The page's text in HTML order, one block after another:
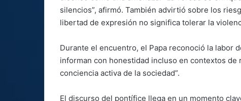
silencios”, afirmó. También advirtió sobre los
libertad de expresión no significa tolerar la
Durante el encuentro, el Papa reconoció la labor
informan con honestidad incluso en contextos de
conciencia activa de la sociedad”.
El discurso del pontífice llega en un momento